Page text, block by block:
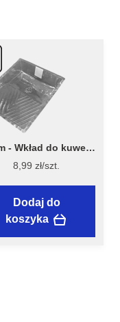
- Wkład do kuwety
- Stiwex
Flügger
8,99 zł/szt.
Dodaj do
koszyka